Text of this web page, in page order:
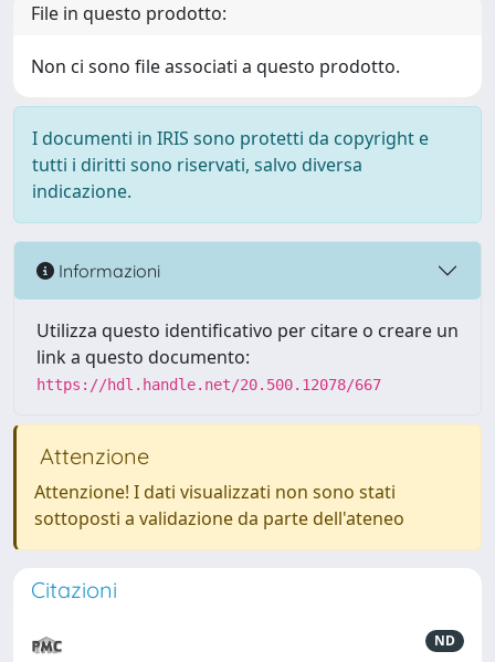
File in questo prodotto:
Non ci sono file associati a questo prodotto.
I documenti in IRIS sono protetti da copyright e
tutti i diritti sono riservati, salvo diversa
indicazione.
Informazioni
Utilizza questo identificativo per citare o creare un
link a questo documento:
https://hdl.handle.net/20.500.12078/667
Attenzione
Attenzione! I dati visualizzati non sono stati
sottoposti a validazione da parte dell'ateneo
Citazioni
ND